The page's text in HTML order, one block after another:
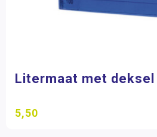
Litermaat met deksel
5,50